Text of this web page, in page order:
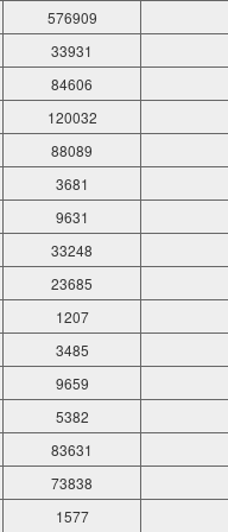
576909
33931
84606
120032
88089
3681
9631
33248
23685
1207
3485
9659
5382
83631
73838
1577